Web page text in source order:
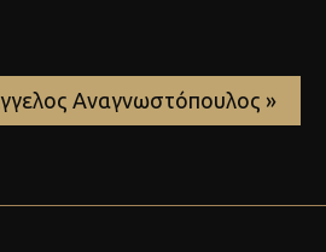
Αναγνωστόπουλος »